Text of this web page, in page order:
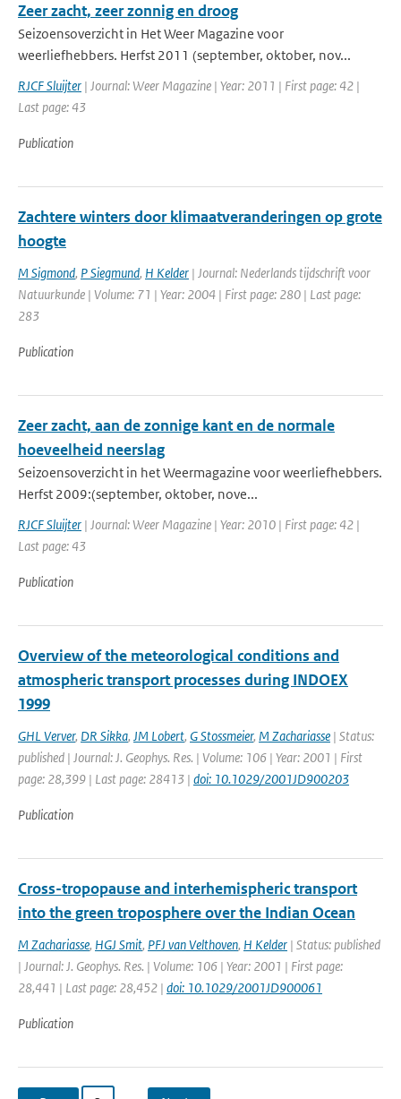
Zeer zacht, zeer zonnig en droog
Seizoensoverzicht in Het Weer Magazine voor
weerliefhebbers. Herfst 2011 (september, oktober, nov...
RJCF Sluijter | Journal: Weer Magazine | Year: 2011 | First page: 42 |
Last page: 43
Publication
Zachtere winters door klimaatveranderingen op grote
hoogte
M Sigmond, P Siegmund, H Kelder | Journal: Nederlands tijdschrift voor
Natuurkunde | Volume: 71 | Year: 2004 | First page: 280 | Last page:
283
Publication
Zeer zacht, aan de zonnige kant en de normale
hoeveelheid neerslag
Seizoensoverzicht in het Weermagazine voor weerliefhebbers.
Herfst 2009:(september, oktober, nove...
RJCF Sluijter | Journal: Weer Magazine | Year: 2010 | First page: 42 |
Last page: 43
Publication
Overview of the meteorological conditions and
atmospheric transport processes during INDOEX
1999
GHL Verver, DR Sikka, JM Lobert, G Stossmeier, M Zachariasse | Status:
published | Journal: J. Geophys. Res. | Volume: 106 | Year: 2001 | First
page: 28,399 | Last page: 28413 | doi: 10.1029/2001JD900203
Publication
Cross-tropopause and interhemispheric transport
into the green troposphere over the Indian Ocean
M Zachariasse, HGJ Smit, PFJ van Velthoven, H Kelder | Status: published
| Journal: J. Geophys. Res. | Volume: 106 | Year: 2001 | First page:
28,441 | Last page: 28,452 | doi: 10.1029/2001JD900061
Publication